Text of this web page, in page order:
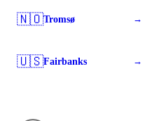
🇳🇴Tromsø →
🇺🇸Fairbanks →